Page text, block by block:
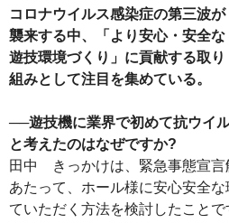
コロナウイルス感染症の第三波が
襲来する中、「より安心・安全な
遊技環境づくり」に貢献する取り
組みとして注目を集めている。
──遊技機に業界で初めて抗ウイ
と考えたのはなぜですか?
田中 きっかけは、緊急事態宣言
あたって、ホール様に安心安全
ていただく方法を検討したこと